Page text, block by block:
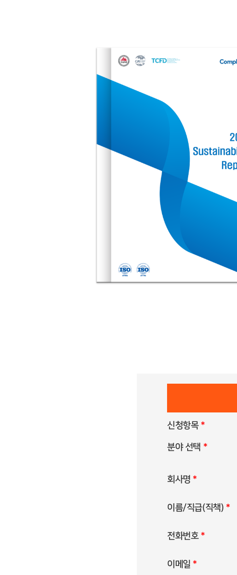
신청항목 *
분야 선택 *
회사명 *
이름/직급(직책) *
전화번호 *
이메일 *